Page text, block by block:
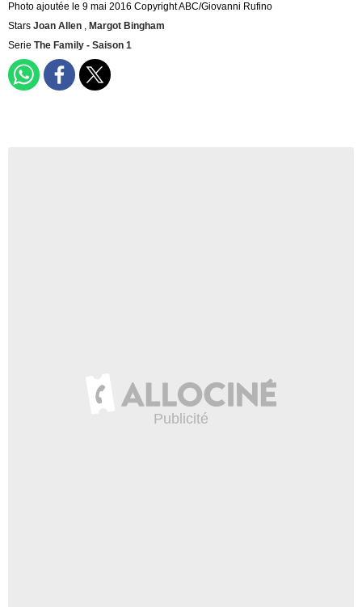
Photo ajoutée le 9 mai 2016 Copyright ABC/Giovanni Rufino
Stars Joan Allen , Margot Bingham
Serie The Family - Saison 1